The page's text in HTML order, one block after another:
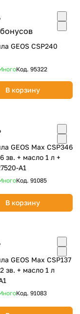
GEOS CSP240
Код. 95322
В корзину
GEOS Max CSP346
зв. + масло 1 л +
A1
Код. 91085
В корзину
GEOS Max CSP137
зв. + масло 1 л
Код. 91083
в 2 недели